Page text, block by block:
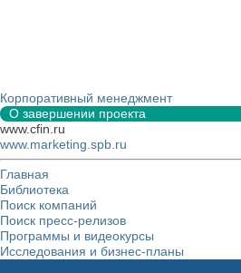
Корпоративный менеджмент
О завершении проекта
www.cfin.ru
www.marketing.spb.ru
Главная
Библиотека
Поиск компаний
Поиск пресс-релизов
Программы и видеокурсы
Исследования и бизнес-планы